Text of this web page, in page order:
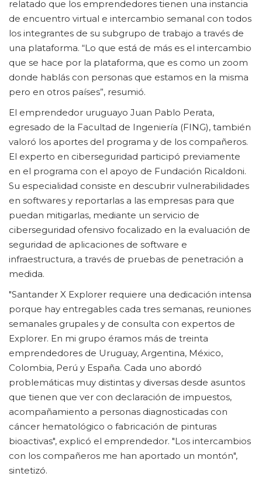
relatado que los emprendedores tienen una instancia
de encuentro virtual e intercambio semanal con todos
los integrantes de su subgrupo de trabajo a través de
una plataforma. “Lo que está de más es el intercambio
que se hace por la plataforma, que es como un zoom
donde hablás con personas que estamos en la misma
pero en otros países”, resumió.
El emprendedor uruguayo Juan Pablo Perata,
egresado de la Facultad de Ingeniería (FING), también
valoró los aportes del programa y de los compañeros.
El experto en ciberseguridad participó previamente
en el programa con el apoyo de Fundación Ricaldoni.
Su especialidad consiste en descubrir vulnerabilidades
en softwares y reportarlas a las empresas para que
puedan mitigarlas, mediante un servicio de
ciberseguridad ofensivo focalizado en la evaluación de
seguridad de aplicaciones de software e
infraestructura, a través de pruebas de penetración a
medida.
"Santander X Explorer requiere una dedicación intensa
porque hay entregables cada tres semanas, reuniones
semanales grupales y de consulta con expertos de
Explorer. En mi grupo éramos más de treinta
emprendedores de Uruguay, Argentina, México,
Colombia, Perú y España. Cada uno abordó
problemáticas muy distintas y diversas desde asuntos
que tienen que ver con declaración de impuestos,
acompañamiento a personas diagnosticadas con
cáncer hematológico o fabricación de pinturas
bioactivas", explicó el emprendedor. "Los intercambios
con los compañeros me han aportado un montón",
sintetizó.